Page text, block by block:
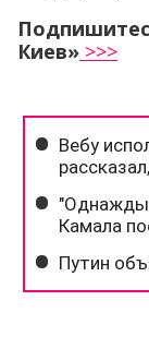
Киев» >>>